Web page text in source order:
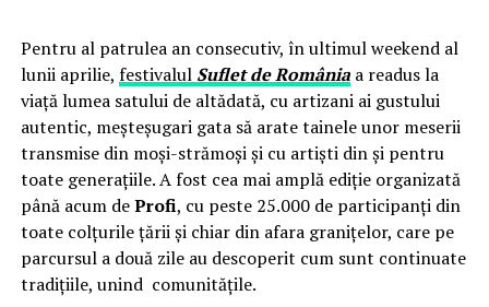
Centrala fotovoltaică fixă, ca alternativă, presupune un parcurs
birocratic de minimum șase luni — autorizație de construcție,
racord la rețea, aviz ANRE — și o instalare permanentă într-o
singură locație, în contradicție cu specificul șantierelor mobile
care se relochează de la un proiect la altul.
Centrala fotovoltaică mobilălivrată de UZINEX rezolvă
simultan ambele probleme: este integrată într-un container
transportabil, nu necesită autorizație de construcție și se redislocă
Pentru al patrulea an consecutiv, în ultimul weekend al
lunii aprilie, festivalul Suflet de Româniaa readus la
viață lumea satului de altădată, cu artizani ai gustului
autentic, meșteșugari gata să arate tainele unor meserii
transmise din moși-strămoși și cu artiști din și pentru
toate generațiile. A fost cea mai amplă ediție organizată
până acum deProfi, cu peste 25.000 de participanți din
toate colțurile țării și chiar din afara granițelor, care pe
parcursul a două zile au descoperit cum sunt continuate
tradițiile, unind comunitățile.